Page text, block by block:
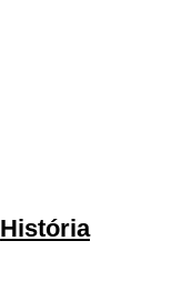
História